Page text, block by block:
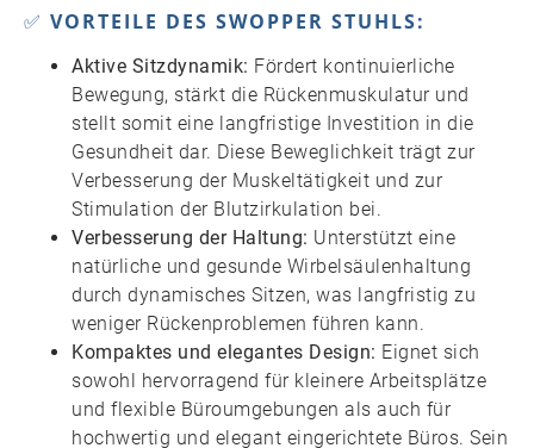
✅ VORTEILE DES SWOPPER STUHLS:
Aktive Sitzdynamik: Fördert kontinuierliche
Bewegung, stärkt die Rückenmuskulatur und
stellt somit eine langfristige Investition in die
Gesundheit dar. Diese Beweglichkeit trägt zur
Verbesserung der Muskeltätigkeit und zur
Stimulation der Blutzirkulation bei.
Verbesserung der Haltung: Unterstützt eine
natürliche und gesunde Wirbelsäulenhaltung
durch dynamisches Sitzen, was langfristig zu
weniger Rückenproblemen führen kann.
Kompaktes und elegantes Design: Eignet sich
sowohl hervorragend für kleinere Arbeitsplätze
und flexible Büroumgebungen als auch für
hochwertig und elegant eingerichtete Büros. Sein